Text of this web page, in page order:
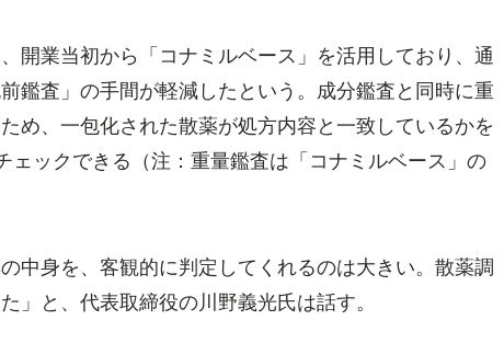
開業当初から「コナミルベース」を活用しており、通
鑑査」の手間が軽減したという。成分鑑査と同時に重
め、一包化された散薬が処方内容と一致しているかを
ェックできる（注：重量鑑査は「コナミルベース」の
中身を、客観的に判定してくれるのは大きい。散薬調
」と、代表取締役の川野義光氏は話す。